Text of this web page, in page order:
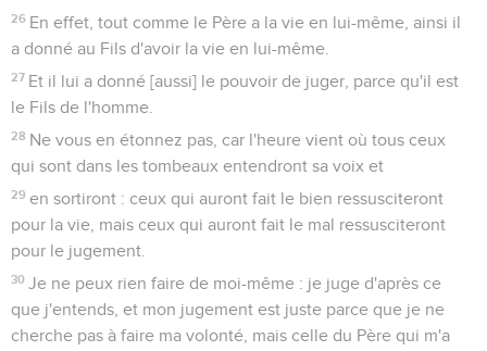
26 En effet, tout comme le Père a la vie en lui-même, ainsi il
a donné au Fils d'avoir la vie en lui-même.
27 Et il lui a donné [aussi] le pouvoir de juger, parce qu'il est
le Fils de l'homme.
28 Ne vous en étonnez pas, car l'heure vient où tous ceux
qui sont dans les tombeaux entendront sa voix et
29 en sortiront : ceux qui auront fait le bien ressusciteront
pour la vie, mais ceux qui auront fait le mal ressusciteront
pour le jugement.
30 Je ne peux rien faire de moi-même : je juge d'après ce
que j'entends, et mon jugement est juste parce que je ne
cherche pas à faire ma volonté, mais celle du Père qui m'a